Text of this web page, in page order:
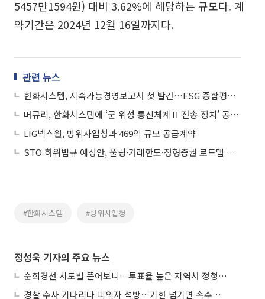
5457만1594원) 대비 3.62%에 해당하는 규모다. 계
약기간은 2024년 12월 16일까지다.
관련 뉴스
한화시스템, 지속가능경영보고서 첫 발간…ESG 종합평가 'A'
머큐리, 한화시스템에 ‘군 위성 통신체계Ⅱ 전송 장치’ 공급… 83억 규모
LIG넥스원, 방위사업청과 469억 규모 공급계약
STO 하위법규 예상안, 풀링·거래한도·정형증권 로드맵 제시
#한화시스템 #방위사업청
정성욱 기자의 주요 뉴스
순회경선 시도별 뜯어보니…투표율 높은 지역서 정청래 강세
경찰 수사 기다리다 피의자 석방…기한 넘기면 속수무책